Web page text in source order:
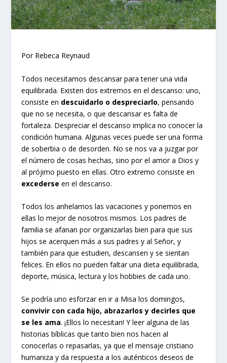
Por Rebeca Reynaud
Todos necesitamos descansar para tener una vida
equilibrada. Existen dos extremos en el descanso: uno,
consiste en descuidarlo o despreciarlo, pensando
que no se necesita, o que descansar es falta de
fortaleza. Despreciar el descanso implica no conocer la
condición humana. Algunas veces puede ser una forma
de soberbia o de desorden. No se nos va a juzgar por
el número de cosas hechas, sino por el amor a Dios y
al prójimo puesto en ellas. Otro extremo consiste en
excederse en el descanso.
Todos los anhelamos las vacaciones y ponemos en
ellas lo mejor de nosotros mismos. Los padres de
familia se afanan por organizarlas bien para que sus
hijos se acerquen más a sus padres y al Señor, y
también para que estudien, descansen y se sientan
felices. En ellos no pueden faltar una dieta equilibrada,
deporte, música, lectura y los hobbies de cada uno.
Se podría uno esforzar en ir a Misa los domingos,
convivir con cada hijo, abrazarlos y decirles que
se les ama. ¡Ellos lo necesitan! Y leer alguna de las
historias bíblicas que tanto bien nos hacen al
conocerlas o repasarlas, ya que el mensaje cristiano
humaniza y da respuesta a los auténticos deseos de